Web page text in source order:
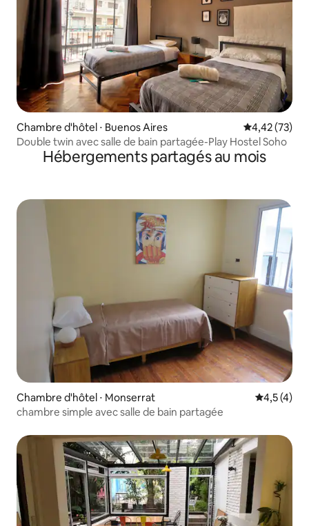
Chambre d'hôtel ⋅ Buenos Aires Évaluation
4,42 (73)
Double twin avec salle de bain partagée-Play Hostel Soho
Hébergements partagés au mois
Chambre d'hôtel ⋅ Monserrat Évaluation
4,5 (4)
chambre simple avec salle de bain partagée